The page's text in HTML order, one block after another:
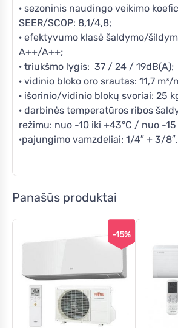
· sezoninis naudingo veikimo
SEER/SCOP: 8,1/4,8;
· efektyvumo klasė šaldymo/
A++/A++;
· triukšmo lygis: 37 / 24 / 19dB(A);
· vidinio bloko oro srautas: 11,7 m³/
· išorinio/vidinio blokų svoriai: 25
· darbinės temperatūros ribos
režimu: nuo -10 iki +43°C / nuo -15
·pajungimo vamzdeliai: 1/4″ + 3/8″.
Panašūs produktai
-15%